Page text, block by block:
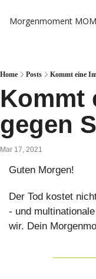
Morgenmoment
Home Posts Kommt eine
Kommt
gegen
Mar 17, 2021
Guten Morgen!
Der Tod kostet
- und
wir. Dein